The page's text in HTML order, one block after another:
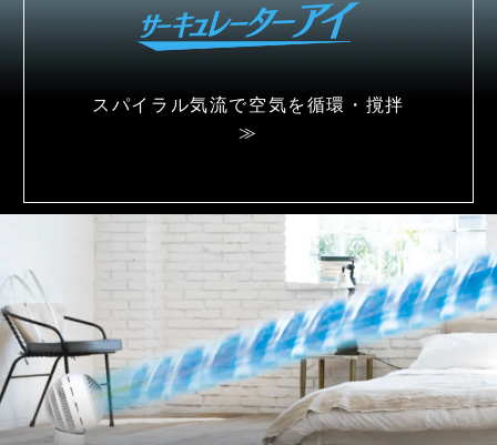
スパイラル気流で空気を循環・撹拌
≫